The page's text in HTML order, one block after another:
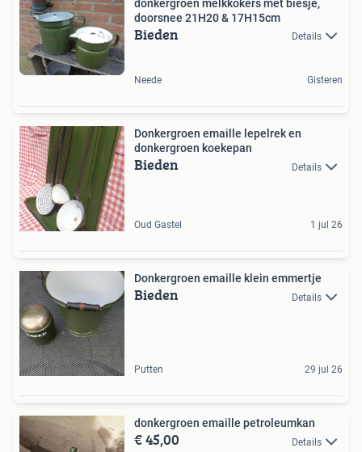
donkergroen melkkokers met biesje,
doorsnee 21H20 & 17H15cm
Bieden Details
Neede Gisteren
Donkergroen emaille lepelrek en
donkergroen koekepan
Bieden Details
Oud Gastel 1 jul 26
Donkergroen emaille klein emmertje
Bieden Details
Putten 29 jul 26
donkergroen emaille petroleumkan
€ 45,00 Details